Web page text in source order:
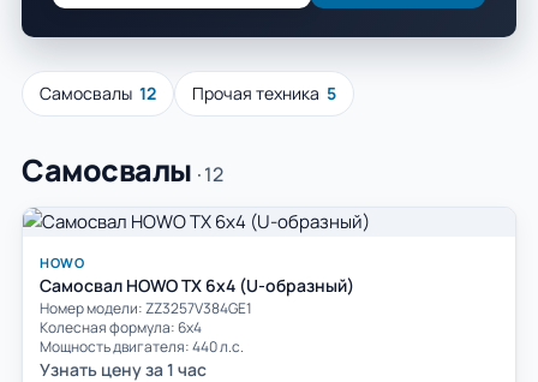
Самосвалы 12 Прочая техника 5
Самосвалы · 12
HOWO
Самосвал HOWO TX 6x4 (U-образный)
Номер модели: ZZ3257V384GE1
Колесная формула: 6х4
Мощность двигателя: 440 л.с.
Узнать цену за 1 час